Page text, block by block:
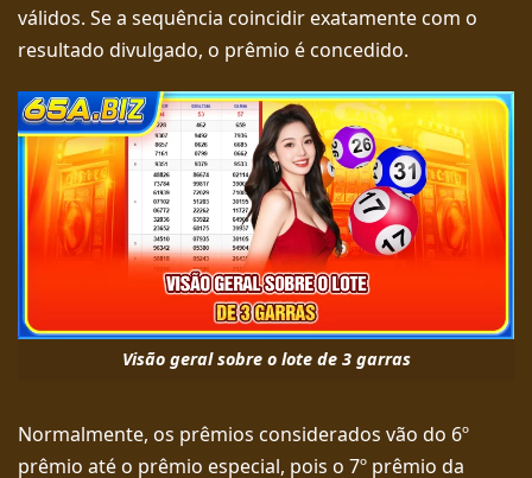
válidos. Se a sequência coincidir exatamente com o
resultado divulgado, o prêmio é concedido.
Visão geral sobre o lote de 3 garras
Normalmente, os prêmios considerados vão do 6º
prêmio até o prêmio especial, pois o 7º prêmio da